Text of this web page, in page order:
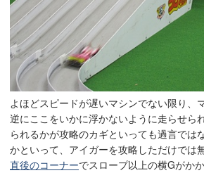
よほどスピードが遅いマシンでない限り、
逆にここをいかに浮かないように走らせら
られるかが攻略のカギといっても過言では
かといって、アイガーを攻略しただけでは
直後のコーナーでスロープ以上の横Gがかか